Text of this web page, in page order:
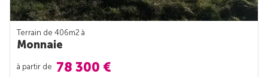
Terrain de 406m2 à
Monnaie
à partir de 78 300 €